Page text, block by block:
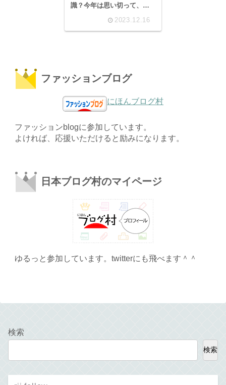
識？今年は思い切って、帰
2023.12.16
ファッションブログ
にほんブログ村
ファッションblogに参加しています。
よければ、応援いただけると励みになります。
日本ブログ村のマイページ
ゆるっと参加しています。twitterにも飛べます＾＾
検索
検索